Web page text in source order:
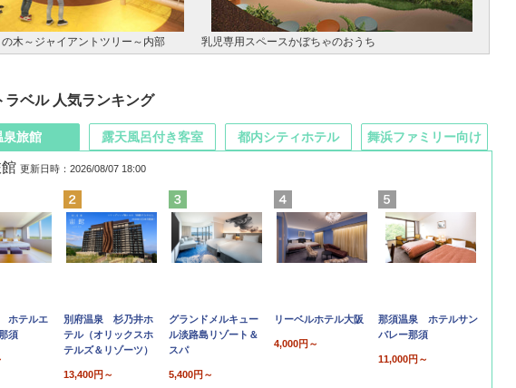
木～ジャイアントツリー～内部 乳児専用スペースかぼちゃのおうち
ラベル 人気ランキング
泉旅館
更新日時：2026/08/07 18:00
ホテルエ
須
別府温泉 杉乃井ホ
テル（オリックスホ
テルズ＆リゾーツ）
13,400円～
グランドメルキュー
ル淡路島リゾート＆
スパ
5,400円～
リーベルホテル大阪
4,000円～
那須温泉 ホテルサン
バレー那須
11,000円～
露天風呂付き客室 都内シティホテル 舞浜ファミリー向け